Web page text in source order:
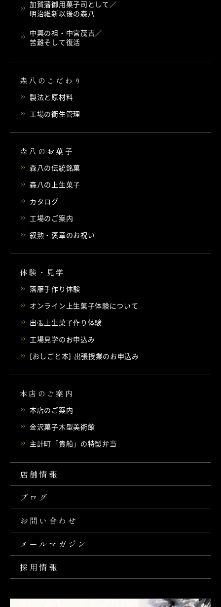
加賀藩御用菓子司として／
明治維新以後の森八
中興の祖・中宮茂吉／
苦難そして復活
森八のこだわり
製法と原材料
工場の衛生管理
森八のお菓子
森八の伝統銘菓
森八の上生菓子
カタログ
工場のご案内
叙勲・褒章のお祝い
体験・見学
落雁手作り体験
オンライン上生菓子体験について
出張上生菓子作り体験
工場見学のお申込み
[おしごと本] 出張授業のお申込み
本店のご案内
本店のご案内
金沢菓子木型美術館
主計町「貴船」の特製弁当
店舗情報
ブログ
お問い合わせ
メールマガジン
採用情報